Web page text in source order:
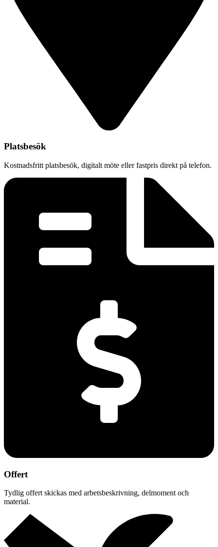
Platsbesök
Kostnadsfritt platsbesök, digitalt möte eller fastpris direkt på telefon.
Offert
Tydlig offert skickas med arbetsbeskrivning, delmoment och
material.